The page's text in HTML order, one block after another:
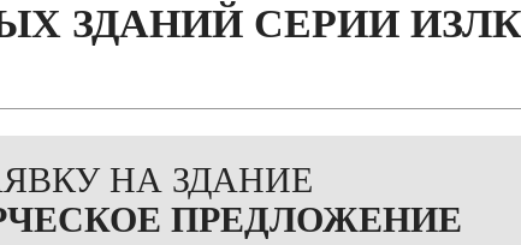
ЗДАНИЙ СЕРИИ ИЗЛК
НА ЗДАНИЕ
ПРЕДЛОЖЕНИЕ